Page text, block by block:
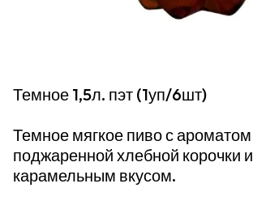
Темное 1,5л. пэт (1уп/6шт)
Темное мягкое пиво с ароматом
поджаренной хлебной корочки и
карамельным вкусом.